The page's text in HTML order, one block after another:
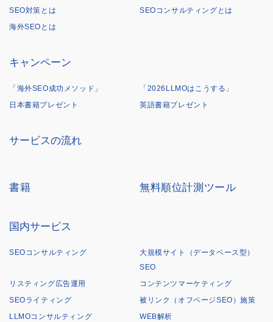
SEO対策とは
SEOコンサルティングとは
海外SEOとは
キャンペーン
「海外SEO成功メソッド」
「2026LLMOはこうする」
日本書籍プレゼント
英語書籍プレゼント
サービスの流れ
書籍 無料順位計測ツール
国内サービス
SEOコンサルティング
大規模サイト（データベース型）
SEO
リスティング広告運用
コンテンツマーケティング
SEOライティング
被リンク（オフページSEO）施策
LLMOコンサルティング
WEB解析